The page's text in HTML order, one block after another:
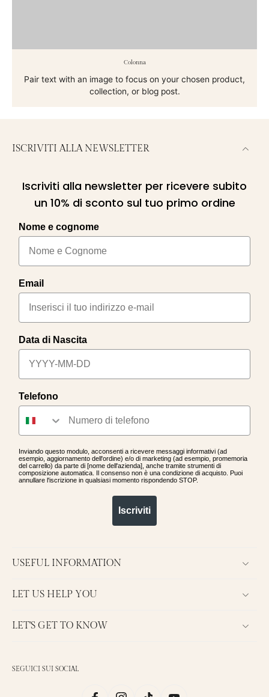
Colonna
Pair text with an image to focus on your chosen product,
collection, or blog post.
ISCRIVITI ALLA NEWSLETTER
Iscriviti alla newsletter per ricevere subito
un 10% di sconto sul tuo primo ordine
Nome e cognome
Email
Data di Nascita
Telefono
Inviando questo modulo, acconsenti a ricevere messaggi informativi (ad
esempio, aggiornamento dell'ordine) e/o di marketing (ad esempio, promemoria
del carrello) da parte di [nome dell'azienda], anche tramite strumenti di
composizione automatica. Il consenso non è una condizione di acquisto. Puoi
annullare l'iscrizione in qualsiasi momento rispondendo STOP.
Iscriviti
USEFUL INFORMATION
LET US HELP YOU
LET'S GET TO KNOW
SEGUICI SUI SOCIAL